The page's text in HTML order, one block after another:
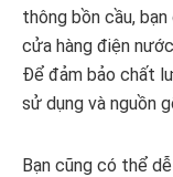
thông bồn cầu,
cửa hàng điện
Để đảm bảo chất
sử dụng và nguồn
Bạn cũng có thể